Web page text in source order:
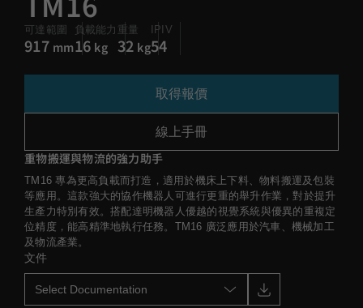
可達範圍
917 mm
負載能力
16 kg
重量
32 kg
IPIV
54
取得報價
線上手冊
重物搬運與物流的強力助手
TM16 專為更高負載而打造，適用於機床上下料、物料搬運及包裝
等應用。這款強大的協作機器人可進行更重的舉升作業，對於提升
生產力特別有效。搭配達明機器人優越的視覺系統與優異的重複定
位精度，能高精準地執行任務。TM16 廣泛應用於汽車、機械加工
及物流產業。
文件